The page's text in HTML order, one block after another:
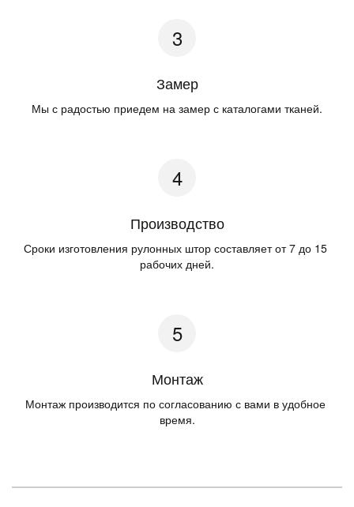
Замер
Мы с радостью приедем на замер с каталогами тканей.
Производство
Сроки изготовления рулонных штор составляет от 7 до 15
рабочих дней.
Монтаж
Монтаж производится по согласованию с вами в удобное
время.